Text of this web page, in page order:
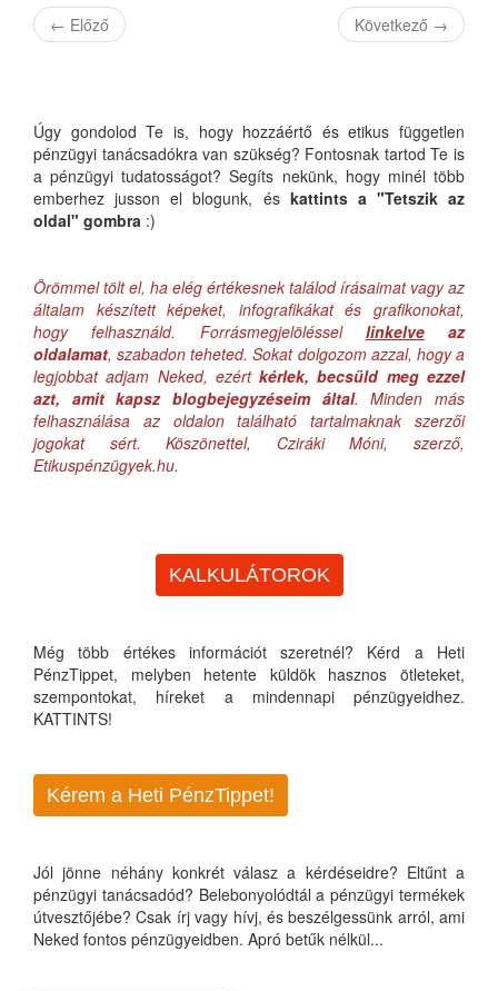
← Előző Következő →
Úgy gondolod Te is, hogy hozzáértő és etikus független
pénzügyi tanácsadókra van szükség? Fontosnak tartod Te is
a pénzügyi tudatosságot? Segíts nekünk, hogy minél több
emberhez jusson el blogunk, és kattints a "Tetszik az
oldal" gombra :)
Örömmel tölt el, ha elég értékesnek találod írásaimat vagy az
általam készített képeket, infografikákat és grafikonokat,
hogy felhasználd. Forrásmegjelöléssel linkelveaz
oldalamat, szabadon teheted. Sokat dolgozom azzal, hogy a
legjobbat adjam Neked, ezértkérlek, becsüld meg ezzel
azt, amit kapsz blogbejegyzéseim által. Minden más
felhasználása az oldalon található tartalmaknak szerzői
jogokat sért. Köszönettel, Cziráki Móni, szerző,
Etikuspénzügyek.hu.
KALKULÁTOROK
Még több értékes információt szeretnél? Kérd a Heti
PénzTippet, melyben hetente küldök hasznos ötleteket,
szempontokat, híreket a mindennapi pénzügyeidhez.
KATTINTS!
Kérem a Heti PénzTippet!
Jól jönne néhány konkrét válasz a kérdéseidre? Eltűnt a
pénzügyi tanácsadód? Belebonyolódtál a pénzügyi termékek
útvesztőjébe? Csak írj vagy hívj, és beszélgessünk arról, ami
Neked fontos pénzügyeidben. Apró betűk nélkül...